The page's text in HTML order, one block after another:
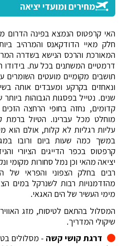
מחירים ומועדי יציאה
האי קרפטוס הנמצא בפינה הדרום
חלק מאיי הדודקאנס והמרהיב
המאורכת והרכס הנישא בשדרה
דרמטיים המשתנים בכל עת. בידודו
תושבים מקומיים מועטים השומרים
ונאחזים בקרקע ומעבדים אותה
שנים. נטייל בפסגות הגבוהות
קדומים, נחזה בחופי הרחצה
מוחלט מכל עברינו. הטיול ברמת
עליות רגליות לא קלות, אולם הוא
במשך כמה שעות ביום ורובו
קרפטוס בכפר הדייגים הציורי
יציאה מהאי וכן נמל סחורות מקומי
רבים בחלק הצפוני והפראי של
מהזדמנויות רבות לשנרקל במים
מימי העשיר של הים האגאי.
המסלול בהתאם לטיסות, מזג
שיקולי המדריך.
דרגת קושי קשה - מסלולים